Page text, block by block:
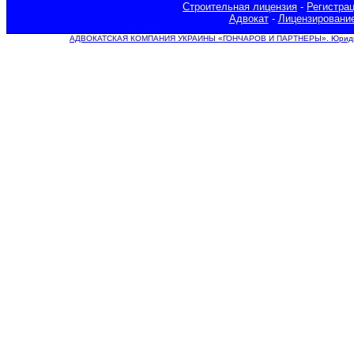
Строительная лицензия -
Адвокат-
АДВОКАТСКАЯ КОМПАНИЯ УКРАИНЫ «ГОНЧАРОВ И ПАРТНЕРЫ».